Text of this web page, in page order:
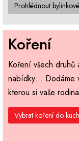
Prohlédnout
Koření
Koření všech
nabídky… Dodáme
kterou si vaše
Vybrat koření do